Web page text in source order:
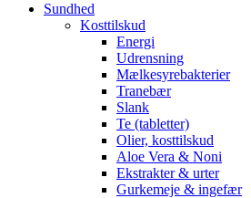
Sundhed
Kosttilskud
Energi
Udrensning
Mælkesyrebakterier
Tranebær
Slank
Te (tabletter)
Olier, kosttilskud
Aloe Vera & Noni
Ekstrakter & urter
Gurkemeje & ingefær